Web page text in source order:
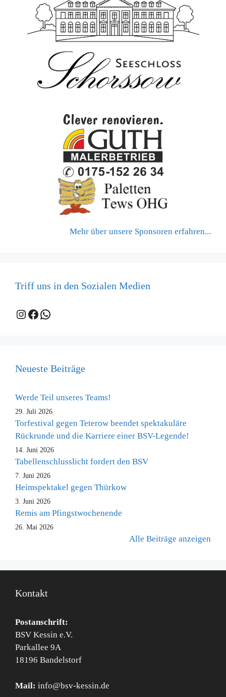
Mehr über unsere Sponsoren erfahren...
Triff uns in den Sozialen Medien
Instagram
Facebook
WhatsApp
Neueste Beiträge
Werde Teil unseres Teams!
29. Juli 2026
Torfestival gegen Teterow beendet spektakuläre
Rückrunde und die Karriere einer BSV-Legende!
14. Juni 2026
Tabellenschlusslicht fordert den BSV
7. Juni 2026
Heimspektakel gegen Thürkow
3. Juni 2026
Remis am Pfingstwochenende
26. Mai 2026
Alle Beiträge anzeigen
Kontakt
Postanschrift:
BSV Kessin e.V.
Parkallee 9A
18196 Bandelstorf
Mail: info@bsv-kessin.de